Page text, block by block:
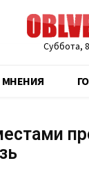
Суббота,
МНЕНИЯ